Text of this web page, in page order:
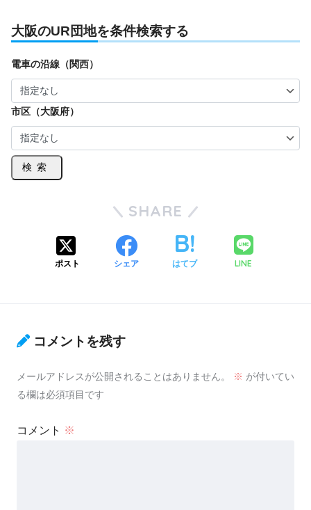
大阪のUR団地を条件検索する
電車の沿線（関西）
市区（大阪府）
検索
SHARE
ポスト シェア はてブ LINE
コメントを残す
メールアドレスが公開されることはありません。 ※ が付いてい
る欄は必須項目です
コメント ※